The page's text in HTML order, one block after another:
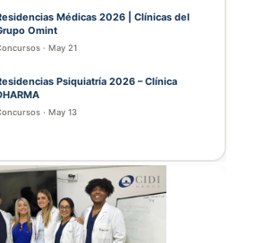
Médicas 2026 | Clínicas del
Omint
· May 21
Psiquiatría 2026 – Clínica
· May 13